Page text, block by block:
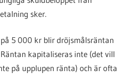
sker.
5 000 kr blir dröjsmålsräntan
kapitaliseras inte (det vill
på upplupen ränta) och är ofta